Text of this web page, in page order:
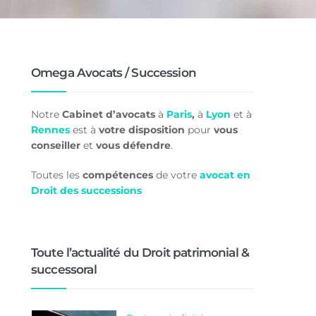
Omega Avocats / Succession
NotreCabinet d’avocats à Paris, à Lyon et à
Rennes est àvotre disposition pourvous
conseiller etvous défendre.
Toutes lescompétences de votreavocat en
Droit des successions
Toute l’actualité du Droit patrimonial &
successoral